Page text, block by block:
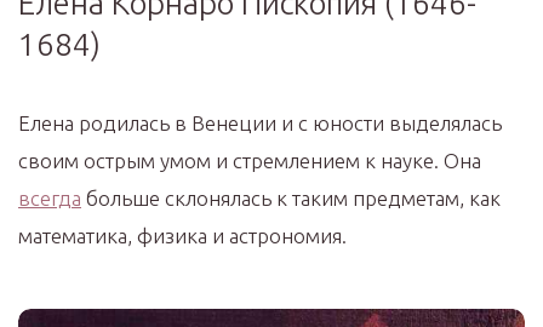
1684)
Елена родилась в Венеции и с юности выделялась
своим острым умом и стремлением к науке. Она
всегда больше склонялась к таким предметам, как
математика, физика и астрономия.